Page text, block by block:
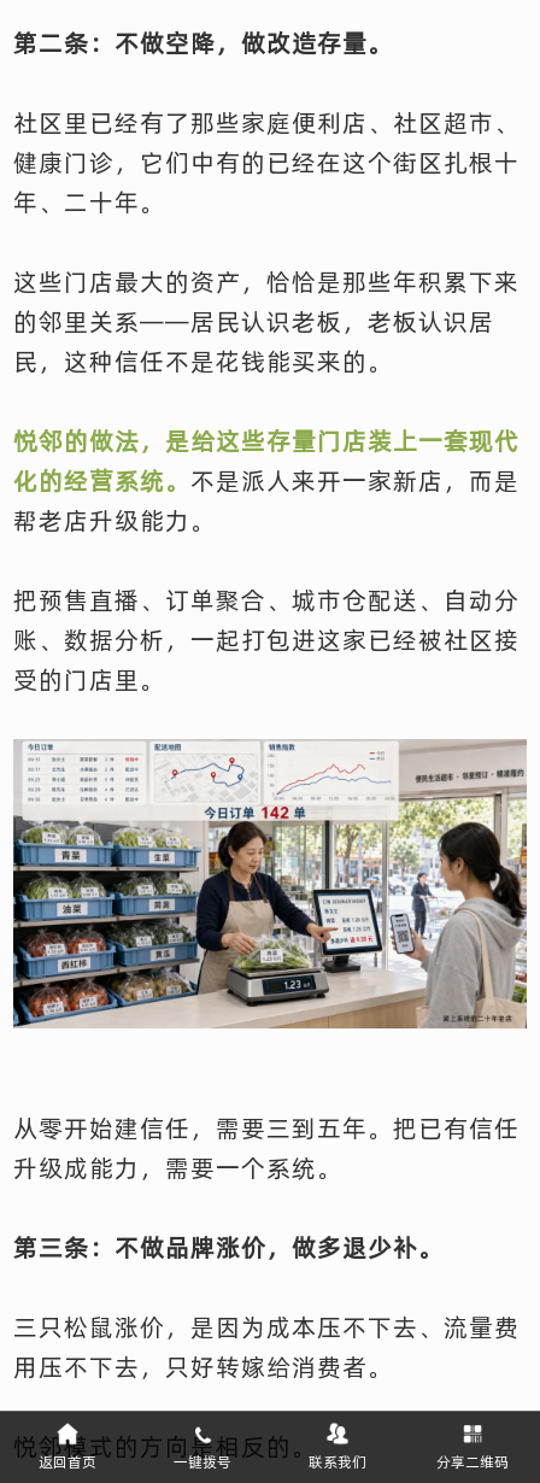
第二条：不做空降，做改造存量。
社区里已经有了那些家庭便利店、社区超市、
健康门诊，它们中有的已经在这个街区扎根十
年、二十年。
这些门店最大的资产，恰恰是那些年积累下来
的邻里关系——居民认识老板，老板认识居
民，这种信任不是花钱能买来的。
悦邻的做法，是给这些存量门店装上一套现代
化的经营系统。 不是派人来开一家新店，而是
帮老店升级能力。
把预售直播、订单聚合、城市仓配送、自动分
账、数据分析，一起打包进这家已经被社区接
受的门店里。
从零开始建信任，需要三到五年。把已有信任
升级成能力，需要一个系统。
第三条：不做品牌涨价，做多退少补。
三只松鼠涨价，是因为成本压不下去、流量费
用压不下去，只好转嫁给消费者。
悦邻模式的方向是相反的。
返回首页 一键拨号 联系我们 分享二维码